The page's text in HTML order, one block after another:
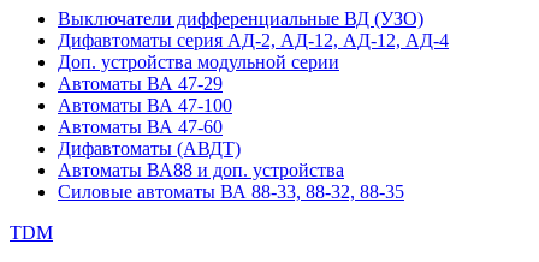
Выключатели дифференциальные ВД (УЗО)
Дифавтоматы серия АД-2, АД-12, АД-12, АД-4
Доп. устройства модульной серии
Автоматы ВА 47-29
Автоматы ВА 47-100
Автоматы ВА 47-60
Дифавтоматы (АВДТ)
Автоматы ВА88 и доп. устройства
Силовые автоматы ВА 88-33, 88-32, 88-35
TDM